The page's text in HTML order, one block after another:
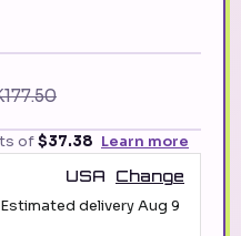
of$37.38 Learn more
USA
Change
deliveryAug 9